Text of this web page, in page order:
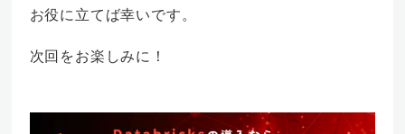
お役に立てば幸いです。
次回をお楽しみに！